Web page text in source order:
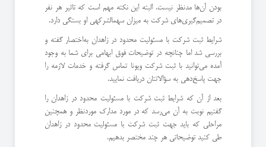
بودن آن‌ها مدنظر نیست. البته این نکته مهم است که تاثیر هر نفر
در تصمیم‌گیری‌های شرکت به میزان سهم­الشرکه­ی او بستگی دارد.
شرایط ثبت شرکت با مسئولیت محدود در زاهدان به‌اختصار گفته و
بررسی شد اما چنانچه در توضیحات فوق ابهامی برای شما به وجود
آمده می‌توانید با ثبت شرکت ویونا تماس گرفته و خدمات لازمه را
جهت پاسخ‌دهی به سؤالاتتان دریافت نمایید.
بعد از آن که شرایط ثبت شرکت با مسئولیت محدود در زاهدان را
گفتیم نوبت به آن می‌رسد که در مورد مدارک موردنظر و همچنین
مراحلی که باید جهت ثبت شرکت با مسئولیت محدود در زاهدان
طی کنید توضیحاتی هر چند مختصر بدهیم.